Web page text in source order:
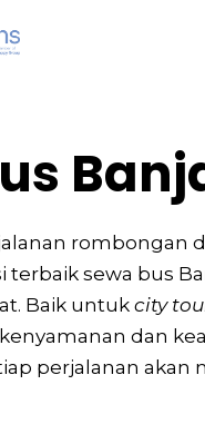
rombongan
terbaik sewa bus
Baik untuk city
dan
perjalanan akan